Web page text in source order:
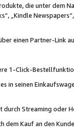
die unter dem
„Kindle
einen Partner-Link
1-Click-
in seinen
Streaming oder
Kauf an den